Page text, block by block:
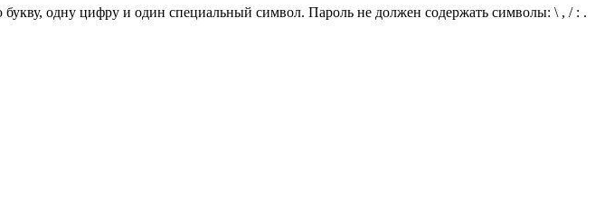
одну цифру и один специальный символ. Пароль не должен содержать символы: \ , / : .